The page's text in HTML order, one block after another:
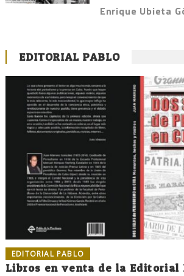
Enrique Ubieta
EDITORIAL PABLO
EDITORIAL PABLO
Libros en venta de la Editorial